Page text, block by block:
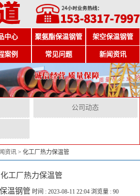
中心 聚氨酯保温钢管 架空保温钢管
案例 常见问题 新闻资讯
公司动态
资讯 > 化工厂热力保温管
化工厂热力保温管
温钢管 时间 : 2023-08-11 22:04 浏览量 : 90